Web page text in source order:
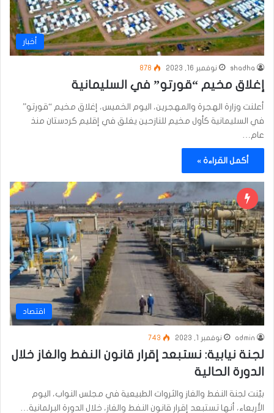
أخبار
shadha نوفمبر 16, 2023 878
إغلاق مخيم “قورتو” في السليمانية
أعلنت وزارة الهجرة والمهجرين، اليوم الخميس، إغلاق مخيم “قورتو”
في السليمانية كأول مخيم للنازحين يغلق في إقليم كردستان منذ
عام…
أكمل القراءة »
اقتصاد
admin نوفمبر 1, 2023 743
لجنة نيابية: نستبعد إقرار قانون النفط والغاز خلال
الدورة الحالية
بيّنت لجنة النفط والغاز والثروات الطبيعية في مجلس النواب، اليوم
الأربعاء، أنها تستبعد إقرار قانون النفط والغاز، خلال الدورة البرلمانية…